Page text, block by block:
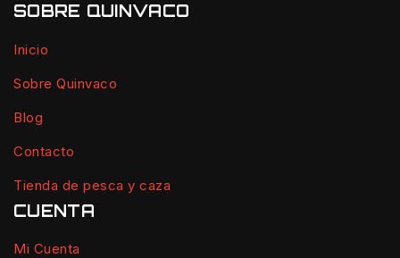
SOBRE QUINVACO
Inicio
Sobre Quinvaco
Blog
Contacto
Tienda de pesca y caza
CUENTA
Mi Cuenta